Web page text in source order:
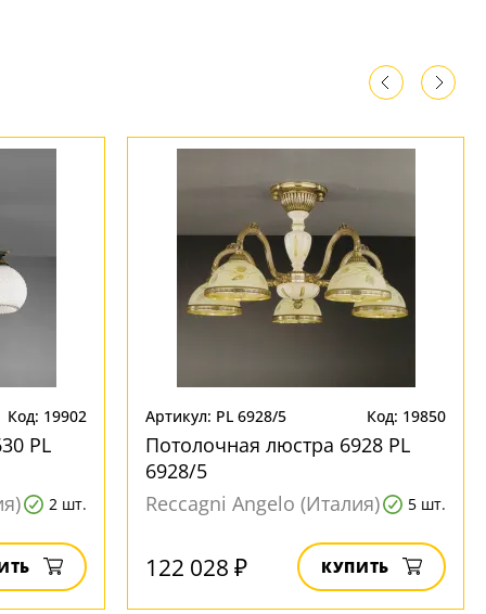
Код: 19902
PL
2 шт.
Артикул: PL 6928/5 Код: 19850
Потолочная люстра 6928 PL
6928/5
Reccagni Angelo (Италия)
5 шт.
122 028 ₽ КУПИТЬ